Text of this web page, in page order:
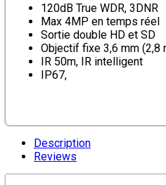
120dB True WDR, 3DNR
Max 4MP en temps réel
Sortie double HD et SD
Objectif fixe 3,6 mm (2,8
IR 50m, IR intelligent
IP67,
Description
Reviews